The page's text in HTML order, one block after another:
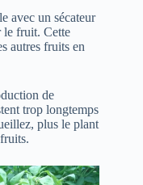
avec un sécateur
le fruit. Cette
autres fruits en
de
trop longtemps
plus le plant